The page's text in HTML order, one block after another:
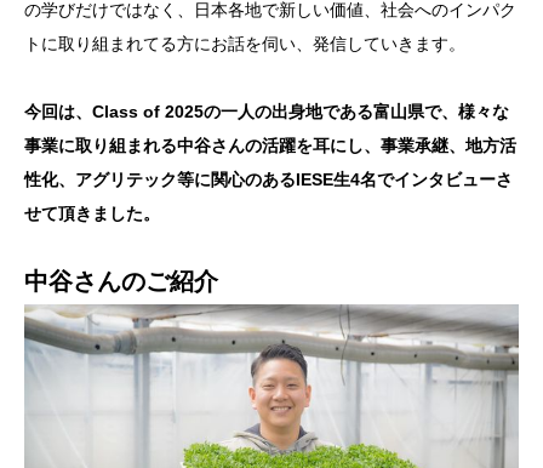
の学びだけではなく、日本各地で新しい価値、社会へのインパク
トに取り組まれてる方にお話を伺い、発信していきます。
今回は、Class of 2025の一人の出身地である富山県で、様々な
事業に取り組まれる中谷さんの活躍を耳にし、事業承継、地方活
性化、アグリテック等に関心のあるIESE生4名でインタビューさ
せて頂きました。
中谷さんのご紹介